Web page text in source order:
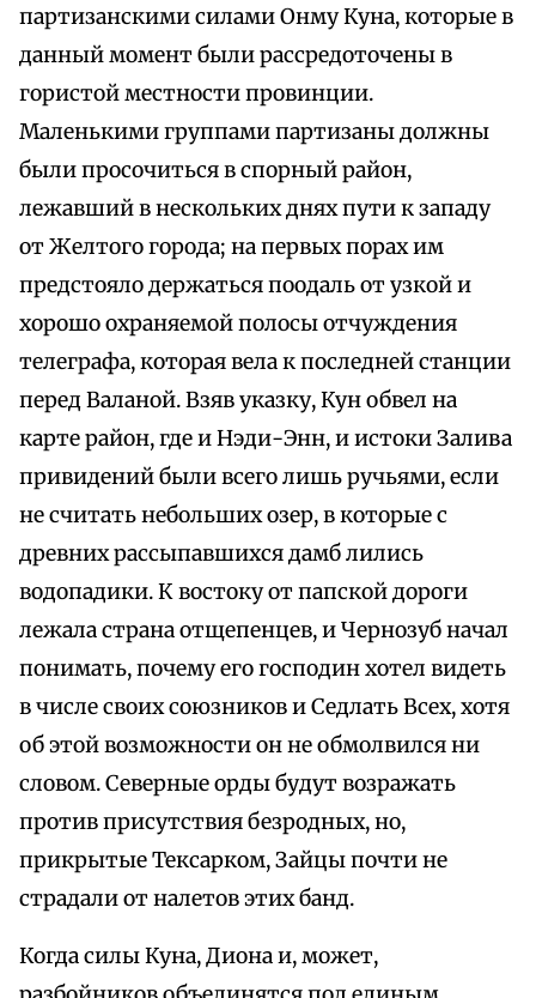
партизанскими силами Онму Куна, которые в
данный момент были рассредоточены в
гористой местности провинции.
Маленькими группами партизаны должны
были просочиться в спорный район,
лежавший в нескольких днях пути к западу
от Желтого города; на первых порах им
предстояло держаться поодаль от узкой и
хорошо охраняемой полосы отчуждения
телеграфа, которая вела к последней станции
перед Валаной. Взяв указку, Кун обвел на
карте район, где и Нэди-Энн, и истоки Залива
привидений были всего лишь ручьями, если
не считать небольших озер, в которые с
древних рассыпавшихся дамб лились
водопадики. К востоку от папской дороги
лежала страна отщепенцев, и Чернозуб начал
понимать, почему его господин хотел видеть
в числе своих союзников и Седлать Всех, хотя
об этой возможности он не обмолвился ни
словом. Северные орды будут возражать
против присутствия безродных, но,
прикрытые Тексарком, Зайцы почти не
страдали от налетов этих банд.
Когда силы Куна, Диона и, может,